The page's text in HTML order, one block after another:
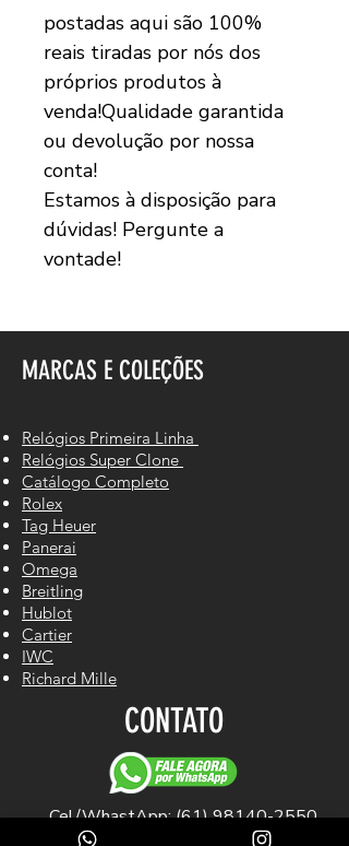
postadas aqui são 100%
reais tiradas por nós dos
próprios produtos à
venda!Qualidade garantida
ou devolução por nossa
conta!
Estamos à disposição para
dúvidas! Pergunte a
vontade!
MARCAS E COLEÇÕES
Relógios Primeira Linha
Relógios Super Clone
Catálogo Completo
Rolex
Tag Heuer
Panerai
Omega
Breitling
Hublot
Cartier
IWC
Richard Mille
CONTATO
Cel/WhastApp: (61) 98140-2550